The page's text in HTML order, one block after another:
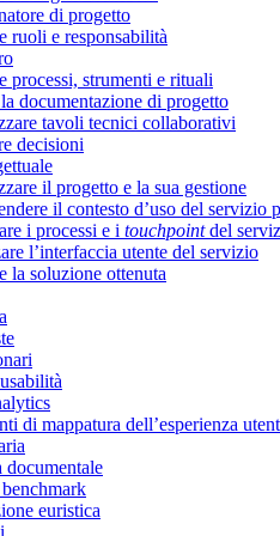
di progetto
ruoli e responsabilità
processi, strumenti e rituali
documentazione di progetto
tavoli tecnici collaborativi
decisioni
il progetto e la sua gestione
il contesto d’uso del servizio
i processi e i touchpointdel
l’interfaccia utente del servizio
la soluzione ottenuta
di mappatura dell’esperienza
documentale
euristica